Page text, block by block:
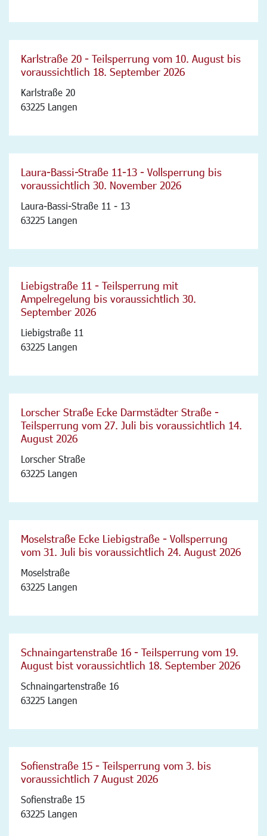
Karlstraße 20 - Teilsperrung vom 10. August bis
voraussichtlich 18. September 2026
Karlstraße 20
63225 Langen
Laura-Bassi-Straße 11-13 - Vollsperrung bis
voraussichtlich 30. November 2026
Laura-Bassi-Straße 11 - 13
63225 Langen
Liebigstraße 11 - Teilsperrung mit
Ampelregelung bis voraussichtlich 30.
September 2026
Liebigstraße 11
63225 Langen
Lorscher Straße Ecke Darmstädter Straße -
Teilsperrung vom 27. Juli bis voraussichtlich 14.
August 2026
Lorscher Straße
63225 Langen
Moselstraße Ecke Liebigstraße - Vollsperrung
vom 31. Juli bis voraussichtlich 24. August 2026
Moselstraße
63225 Langen
Schnaingartenstraße 16 - Teilsperrung vom 19.
August bist voraussichtlich 18. September 2026
Schnaingartenstraße 16
63225 Langen
Sofienstraße 15 - Teilsperrung vom 3. bis
voraussichtlich 7 August 2026
Sofienstraße 15
63225 Langen